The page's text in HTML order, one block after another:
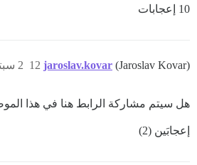
10 إعجابات
jaroslav.kovar (Jaroslav Kovar) 2 سبتمبر 2024، 8:35ص 12
هل سيتم مشاركة الرابط هنا في هذا
إعجابَين (2)